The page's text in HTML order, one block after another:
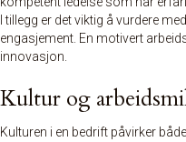
I tillegg er det viktig å vurdere
engasjement. En motivert
innovasjon.
Kultur og
Kulturen i en bedrift påvirker